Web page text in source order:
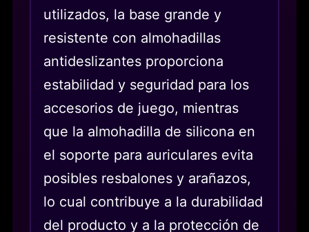
utilizados, la base grande y
resistente con almohadillas
antideslizantes proporciona
estabilidad y seguridad para los
accesorios de juego, mientras
que la almohadilla de silicona en
el soporte para auriculares evita
posibles resbalones y arañazos,
lo cual contribuye a la durabilidad
del producto y a la protección de